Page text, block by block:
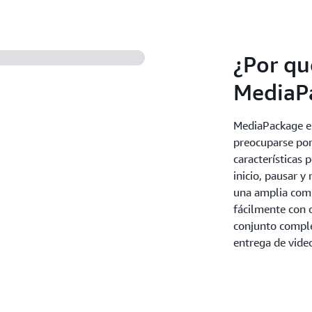
¿Por
MediaPackage
preocuparse
características
inicio, pausar y
una amplia
fácilmente con
conjunto
entrega de